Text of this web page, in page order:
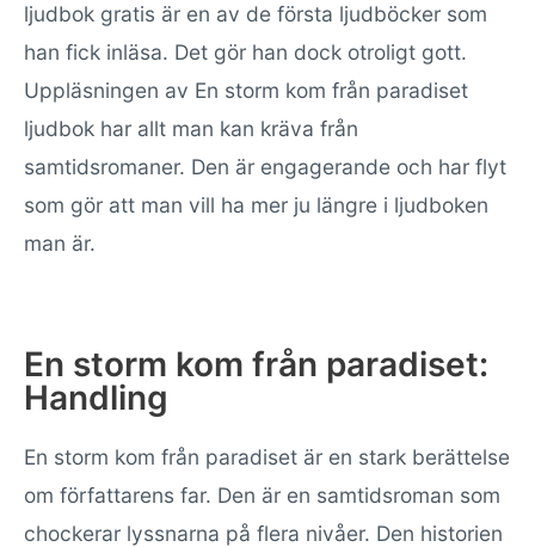
ljudbok gratis är en av de första ljudböcker som
han fick inläsa. Det gör han dock otroligt gott.
Uppläsningen av En storm kom från paradiset
ljudbok har allt man kan kräva från
samtidsromaner. Den är engagerande och har flyt
som gör att man vill ha mer ju längre i ljudboken
man är.
En storm kom från paradiset:
Handling
En storm kom från paradiset är en stark berättelse
om författarens far. Den är en samtidsroman som
chockerar lyssnarna på flera nivåer. Den historien